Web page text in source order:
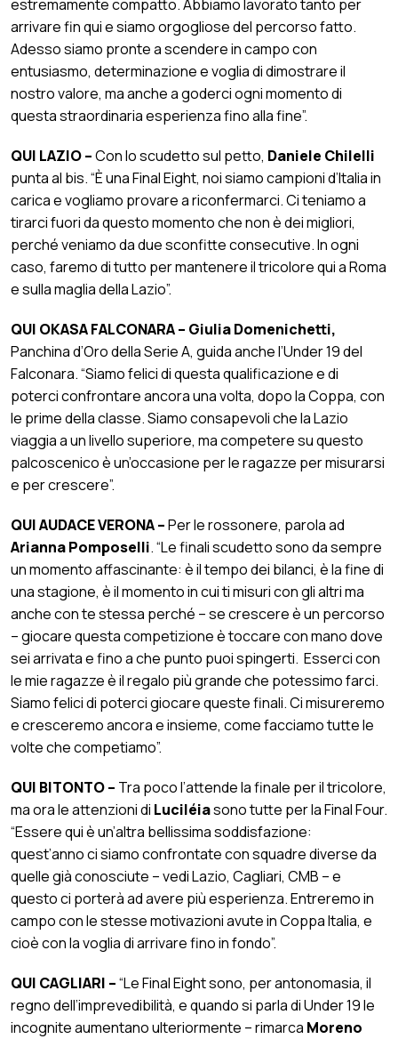
estremamente compatto. Abbiamo lavorato tanto per
arrivare fin qui e siamo orgogliose del percorso fatto.
Adesso siamo pronte a scendere in campo con
entusiasmo, determinazione e voglia di dimostrare il
nostro valore, ma anche a goderci ogni momento di
questa straordinaria esperienza fino alla fine”.
QUI LAZIO –Con lo scudetto sul petto, Daniele Chilelli
punta al bis. “È una Final Eight, noi siamo campioni d’Italia in
carica e vogliamo provare a riconfermarci. Ci teniamo a
tirarci fuori da questo momento che non è dei migliori,
perché veniamo da due sconfitte consecutive. In ogni
caso, faremo di tutto per mantenere il tricolore qui a Roma
e sulla maglia della Lazio”.
QUI OKASA FALCONARA – Giulia Domenichetti,
Panchina d’Oro della Serie A, guida anche l’Under 19 del
Falconara. “Siamo felici di questa qualificazione e di
poterci confrontare ancora una volta, dopo la Coppa, con
le prime della classe. Siamo consapevoli che la Lazio
viaggia a un livello superiore, ma competere su questo
palcoscenico è un’occasione per le ragazze per misurarsi
e per crescere”.
QUI AUDACE VERONA –Per le rossonere, parola ad
Arianna Pomposelli. “Le finali scudetto sono da sempre
un momento affascinante: è il tempo dei bilanci, è la fine di
una stagione, è il momento in cui ti misuri con gli altri ma
anche con te stessa perché – se crescere è un percorso
– giocare questa competizione è toccare con mano dove
sei arrivata e fino a che punto puoi spingerti. Esserci con
le mie ragazze è il regalo più grande che potessimo farci.
Siamo felici di poterci giocare queste finali. Ci misureremo
e cresceremo ancora e insieme, come facciamo tutte le
volte che competiamo”.
QUI BITONTO – Tra poco l’attende la finale per il tricolore,
ma ora le attenzioni di Luciléiasono tutte per la Final Four.
“Essere qui è un’altra bellissima soddisfazione:
quest’anno ci siamo confrontate con squadre diverse da
quelle già conosciute – vedi Lazio, Cagliari, CMB – e
questo ci porterà ad avere più esperienza. Entreremo in
campo con le stesse motivazioni avute in Coppa Italia, e
cioè con la voglia di arrivare fino in fondo”.
QUI CAGLIARI –“Le Final Eight sono, per antonomasia, il
regno dell’imprevedibilità, e quando si parla di Under 19 le
incognite aumentano ulteriormente – rimarca Moreno